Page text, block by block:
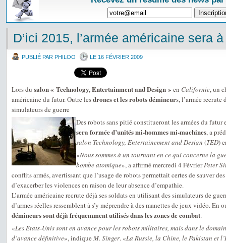
D’ici 2015, l’armée américaine sera
PUBLIÉ PAR PHILOO LE 16 FÉVRIER 2009
Lors du salon « Technology, Entertainment and Design » en Californie, un
américaine du futur. Outre lesdrones et les robots démineurs, l’armée recrute
simulateurs de guerre
Des robots sans pitié constitueront les armées du futur
sera formée d’unités mi-hommes mi-machines, a
salon Technology, Entertainement and Design (TED)
«Nous sommes à un tournant en ce qui concerne la
bombe atomique», a affirmé mercredi 4 FévrierPeter
conflits armés, avertissant que l’usage de robots permettait certes de sauver
d’exacerber les violences en raison de leur absence d’empathie.
L’armée américaine recrute déjà ses soldats en utilisant des simulateurs de
d’armes réelles ressemblent à s’y méprendre à des manettes de jeux vidéo. En
démineurs sont déjà fréquemment utilisés dans les zones de combat.
«Les Etats-Unis sont en avance pour les robots militaires, mais dans le
d’avance définitive», indique M. Singer. «La Russie, la Chine, le Pakistan et